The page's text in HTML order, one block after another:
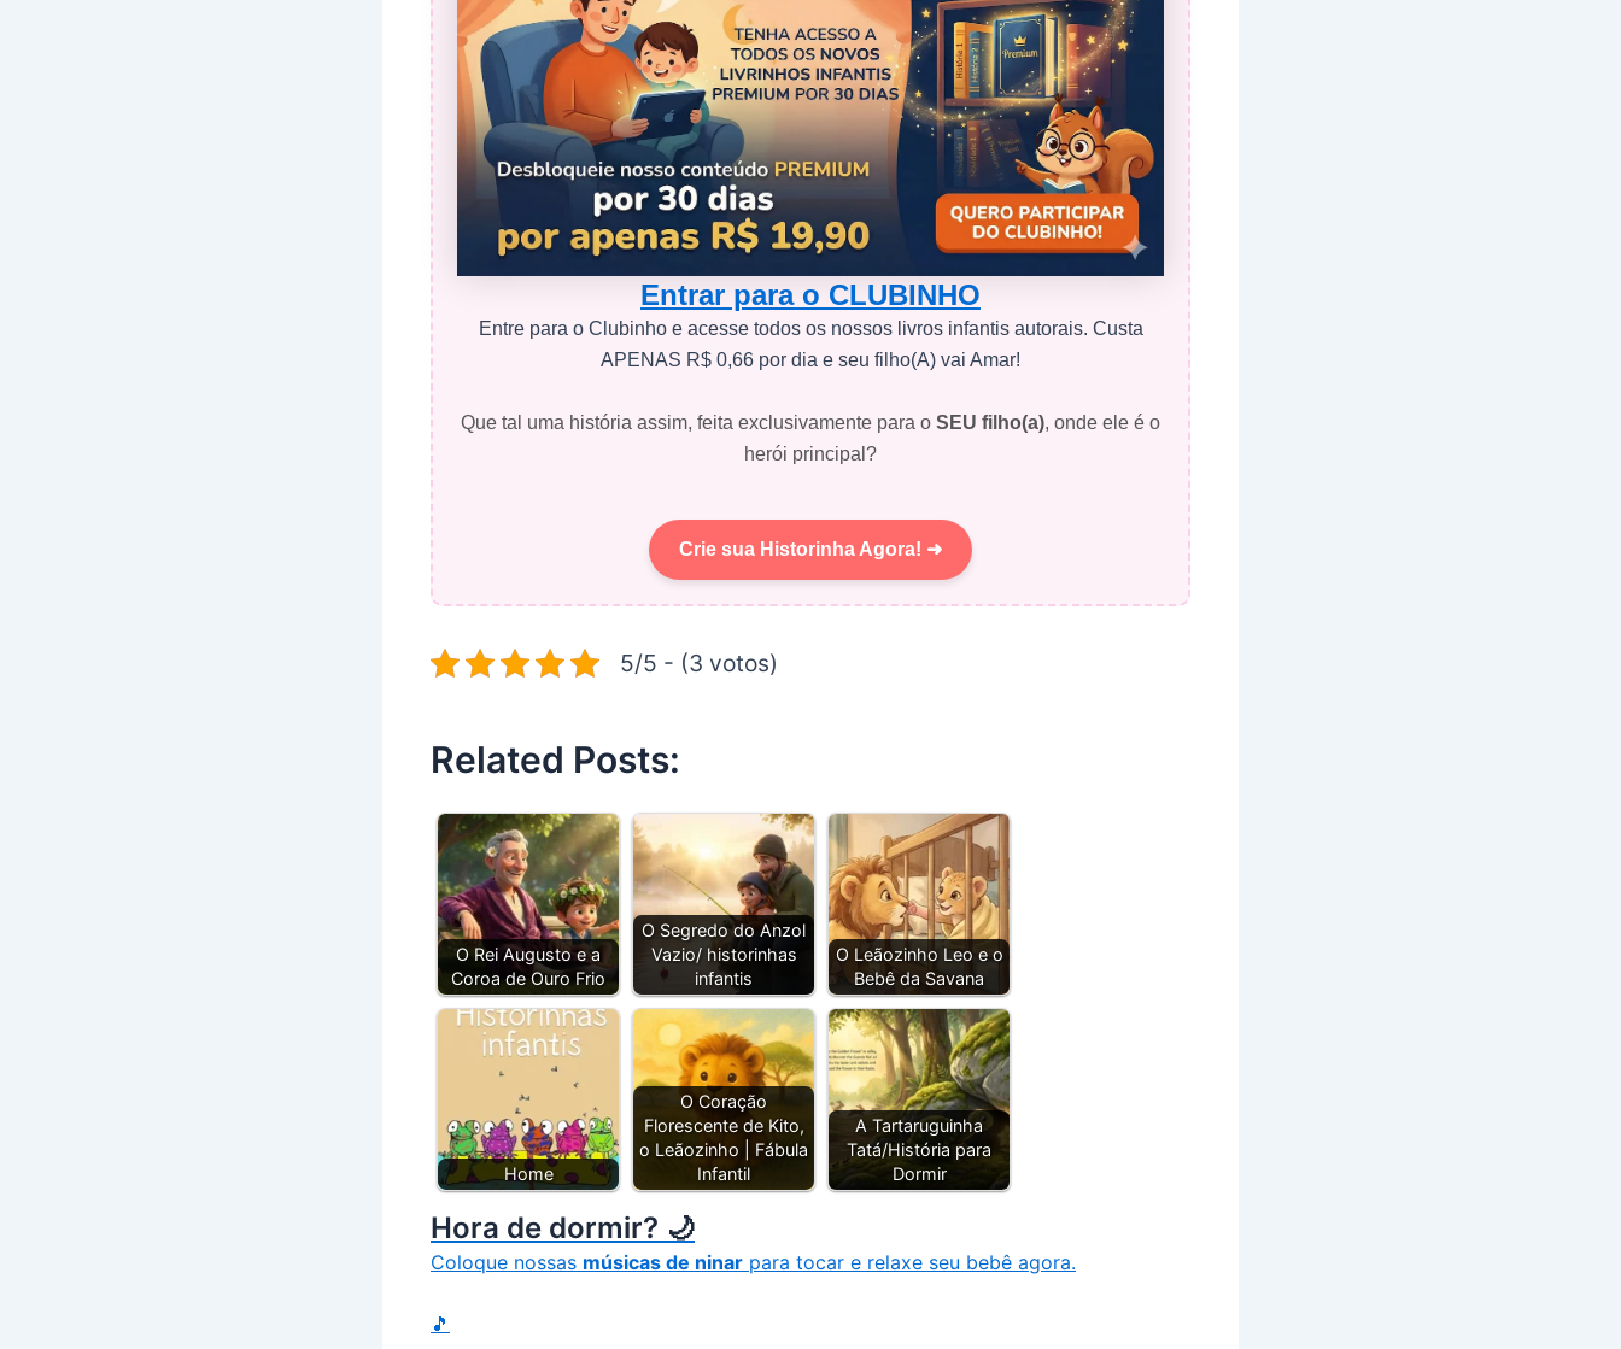
Entrar para o CLUBINHO
Entre para o Clubinho e acesse todos os nossos livros infantis autorais. Custa
APENAS R$ 0,66 por dia e seu filho(A) vai Amar!
Que tal uma história assim, feita exclusivamente para o SEU filho(a), onde ele é o
herói principal?
Crie sua Historinha Agora! ➜
5/5 - (3 votos)
Related Posts:
O Rei Augusto e a
Coroa de Ouro Frio
O Segredo do Anzol
Vazio/ historinhas
infantis
O Leãozinho Leo e o
Bebê da Savana
Home
O Coração
Florescente de Kito,
o Leãozinho | Fábula
Infantil
A Tartaruguinha
Tatá/História para
Dormir
Hora de dormir? 🌙
Coloque nossas músicas de ninar para tocar e relaxe seu bebê agora.
🎵